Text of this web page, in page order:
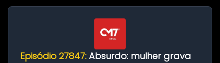
Episódio 27847: Absurdo: mulher grava